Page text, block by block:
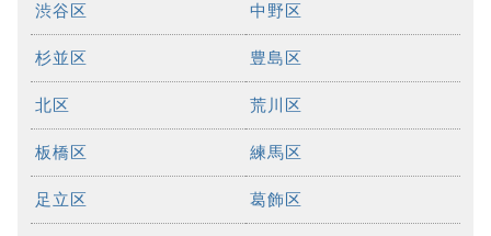
渋谷区 中野区
杉並区 豊島区
北区 荒川区
板橋区 練馬区
足立区 葛飾区